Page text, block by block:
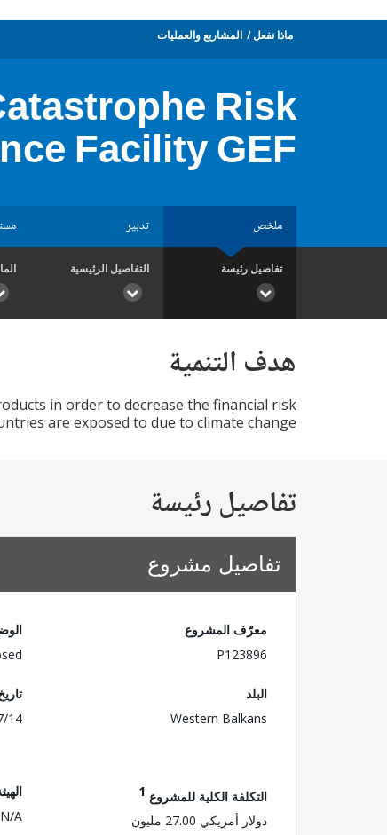
ماذا نفعل المشاريع والعمليات
Risk
Facility GEF
ملخص تدبير
تفاصيل رئيسة التفاصيل الرئيسية
هدف التنمية
in order to decrease the financial risk
are exposed to due to climate change.
تفاصيل رئيسة
تفاصيل مشروع
معرّف المشروع
P123896
البلد
Western Balkans
14
التكلفة الكلية للمشروع 1
دولار أمريكي 27.00 مليون
N/A